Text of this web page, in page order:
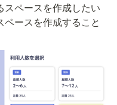
ペースを作成したい
ースを作成すること